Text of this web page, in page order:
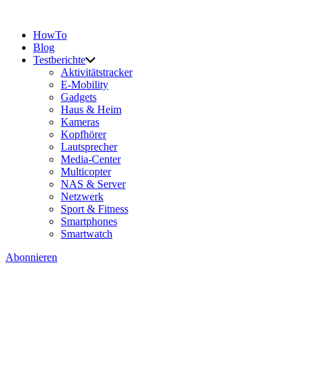
HowTo
Blog
Testberichte
Aktivitätstracker
E-Mobility
Gadgets
Haus & Heim
Kameras
Kopfhörer
Lautsprecher
Media-Center
Multicopter
NAS & Server
Netzwerk
Sport & Fitness
Smartphones
Smartwatch
Abonnieren